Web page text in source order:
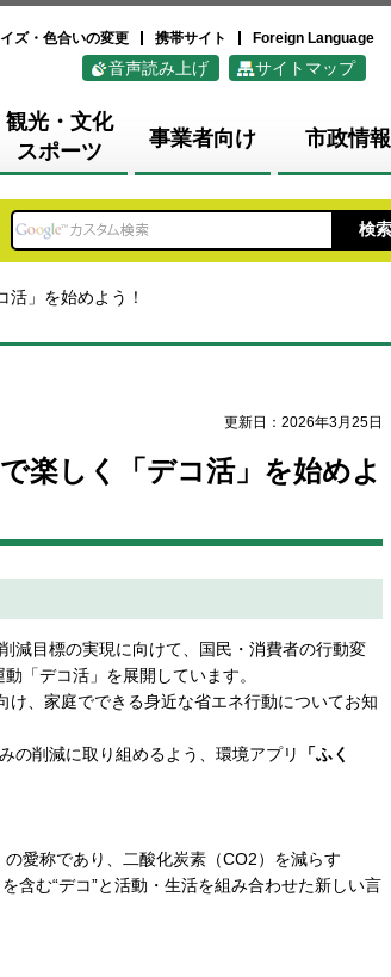
ズ・色合いの変更 携帯サイト Foreign Language
音声読み上げ サイトマップ
観光・文化
スポーツ
事業者向け 市政情報
」を始めよう！
更新日：2026年3月25日
楽しく「デコ活」を始めよ
減目標の実現に向けて、国民・消費者の行動変
「デコ活」を展開しています。
、家庭でできる身近な省エネ行動についてお知
の削減に取り組めるよう、環境アプリ
「ふく
愛称であり、二酸化炭素（CO2）を減らす
含む“デコ”と活動・生活を組み合わせた新しい言